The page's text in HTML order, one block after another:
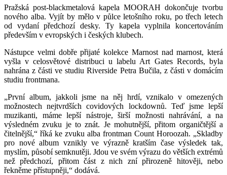
Pražská post-blackmetalová kapela MOORAH dokončuje tvorbu
nového alba. Vyjít by mělo v půlce letošního roku, po třech letech
od vydaní předchozí desky. Ty kapela vyplnila koncertováním
především v evropských i českých klubech.
Nástupce velmi dobře přijaté kolekce Marnost nad marnost, která
vyšla v celosvětové distribuci u labelu Art Gates Records, byla
nahrána z části ve studiu Riverside Petra Bučila, z části v domácím
studiu frontmana.
„První album, jakkoli jsme na něj hrdí, vznikalo v omezených
možnostech nejtvrdších covidových lockdownů. Teď jsme lepší
muzikanti, máme lepší nástroje, širší možnosti nahrávání, a na
výsledném zvuku je to znát. Je mohutnější, přitom organičtější a
čitelnější,“ říká ke zvuku alba frontman Count Horoozah. „Skladby
pro nové album vznikly ve výrazně kratším čase výsledek tak,
myslím, působí semknutěji. Jdou ve svém výrazu do větších extrémů
než předchozí, přitom část z nich zní přirozeně hitověji, nebo
řekněme přístupněji,“ dodává.